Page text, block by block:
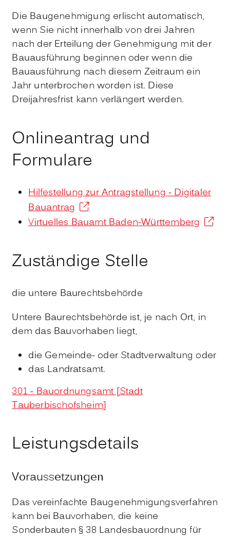
Die Baugenehmigung erlischtautomatisch,
wenn Sie nicht innerhalb von drei Jahren
nach der Erteilung der Genehmigung mit der
Bauausführung beginnen oder wenn die
Bauausführung nach diesem Zeitraum ein
Jahr unterbrochen worden ist. Diese
Dreijahresfrist kann verlängert werden.
Onlineantrag und
Formulare
Hilfestellung zur Antragstellung - Digitaler
Bauantrag
Virtuelles Bauamt Baden-Württemberg
Zuständige Stelle
die untere Baurechtsbehörde
Untere Baurechtsbehörde ist, je nach Ort, in
dem das Bauvorhaben liegt,
die Gemeinde- oder Stadtverwaltung oder
das Landratsamt.
301 - Bauordnungsamt [Stadt
Tauberbischofsheim]
Leistungsdetails
Voraussetzungen
Das vereinfachte Baugenehmigungsverfahren
kann bei Bauvorhaben, die keine
Sonderbauten § 38 Landesbauordnung für